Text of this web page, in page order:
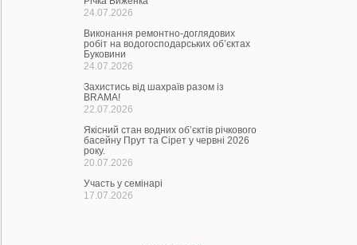
24.07.2026
Виконання ремонтно-доглядових
робіт на водогосподарських об’єктах
Буковини
24.07.2026
Захистись від шахраїв разом із
BRAMA!
22.07.2026
Якісний стан водних об’єктів річкового
басейну Прут та Сірет у червні 2026
року.
20.07.2026
Участь у семінарі
17.07.2026